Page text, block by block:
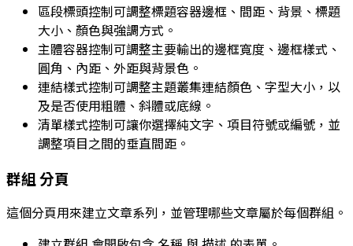
區段標頭控制可調整標題容器邊框、間距、背景、標題
大小、顏色與強調方式。
主體容器控制可調整主要輸出的邊框寬度、邊框樣式、
圓角、內距、外距與背景色。
連結樣式控制可調整主題叢集連結顏色、字型大小，以
及是否使用粗體、斜體或底線。
清單樣式控制可讓你選擇純文字、項目符號或編號，並
調整項目之間的垂直間距。
群組分頁
這個分頁用來建立文章系列，並管理哪些文章屬於每個群組。